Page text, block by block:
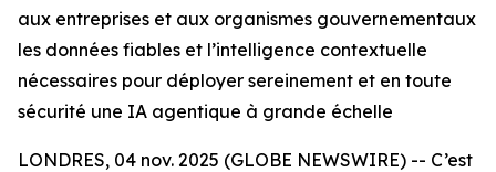
aux entreprises et aux organismes gouvernementaux
les données fiables et l’intelligence contextuelle
nécessaires pour déployer sereinement et en toute
sécurité une IA agentique à grande échelle
LONDRES, 04 nov. 2025 (GLOBE NEWSWIRE) -- C’est